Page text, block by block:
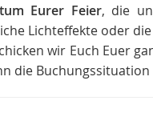
Eurer Feier, die
Lichteffekte oder
wir Euch Euer
die